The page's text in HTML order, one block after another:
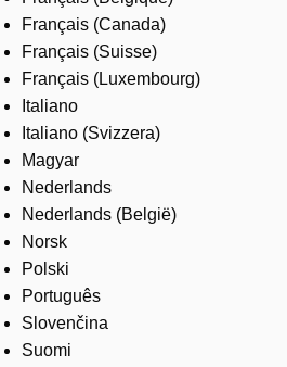
Français (Canada)
Français (Suisse)
Français (Luxembourg)
Italiano
Italiano (Svizzera)
Magyar
Nederlands
Nederlands (België)
Norsk
Polski
Português
Slovenčina
Suomi